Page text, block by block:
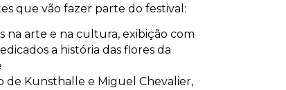
que vão fazer parte do festival:
na arte e na cultura, exibição com
a história das flores da
de Kunsthalle e Miguel Chevalier,